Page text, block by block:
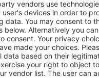
Taormina
€
07 agosto 2026, 2 notti